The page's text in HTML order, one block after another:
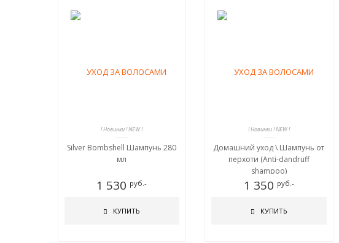
! Новинки ! NEW !
Silver Bombshell Шампунь 280
мл
1 530 руб.-
КУПИТЬ
! Новинки ! NEW !
Домашний уход \ Шампунь от
перхоти (Anti-dandruff
shampoo)
1 350 руб.-
КУПИТЬ